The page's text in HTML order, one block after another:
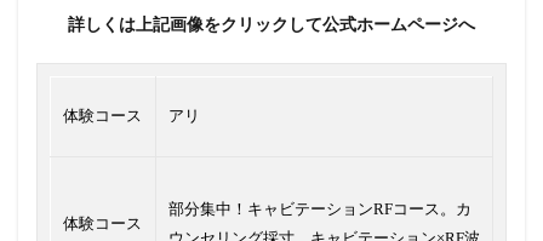
詳しくは上記画像をクリックして公式ホームページへ
体験コース アリ
体験コース
部分集中！キャビテーションRFコース。カ